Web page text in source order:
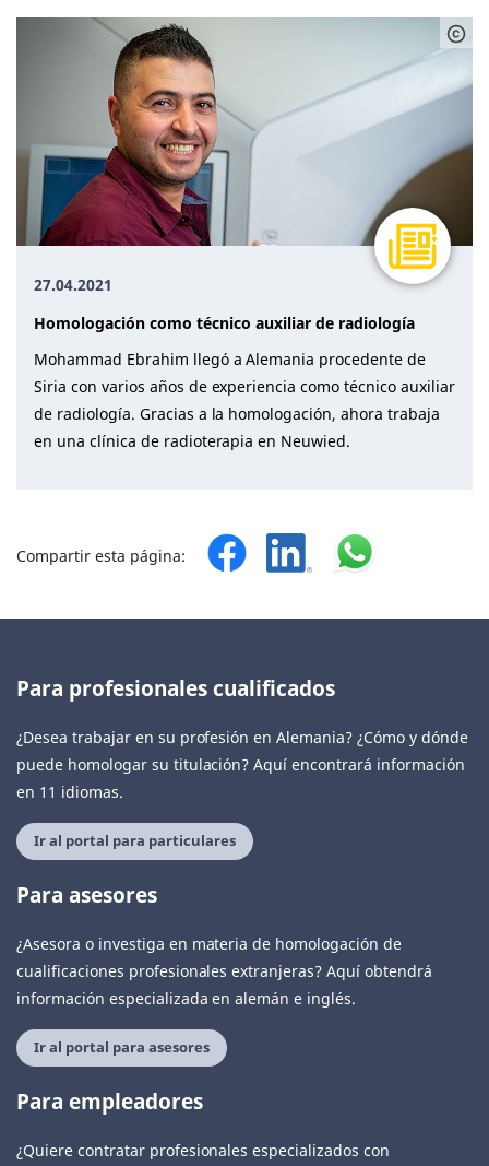
27.04.2021
Homologación como técnico auxiliar de radiología
Mohammad Ebrahim llegó a Alemania procedente de
Siria con varios años de experiencia como técnico auxiliar
de radiología. Gracias a la homologación, ahora trabaja
en una clínica de radioterapia en Neuwied.
Compartir esta página:
Para profesionales cualificados
¿Desea trabajar en su profesión en Alemania? ¿Cómo y dónde
puede homologar su titulación? Aquí encontrará información
en 11 idiomas.
Ir al portal para particulares
Para asesores
¿Asesora o investiga en materia de homologación de
cualificaciones profesionales extranjeras? Aquí obtendrá
información especializada en alemán e inglés.
Ir al portal para asesores
Para empleadores
¿Quiere contratar profesionales especializados con